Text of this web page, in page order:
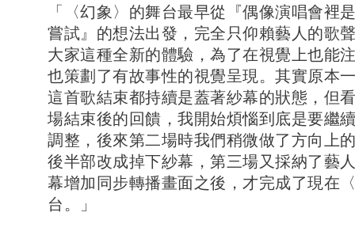
「〈幻象〉的舞台最早從『偶像演唱會裡
嘗試』的想法出發，完全只仰賴藝人的歌
大家這種全新的體驗，為了在視覺上也能
也策劃了有故事性的視覺呈現。其實原本
這首歌結束都持續是蓋著紗幕的狀態，但
場結束後的回饋，我開始煩惱到底是要繼
調整，後來第二場時我們稍微做了方向上
後半部改成掉下紗幕，第三場又採納了藝
幕增加同步轉播畫面之後，才完成了現在
台。」